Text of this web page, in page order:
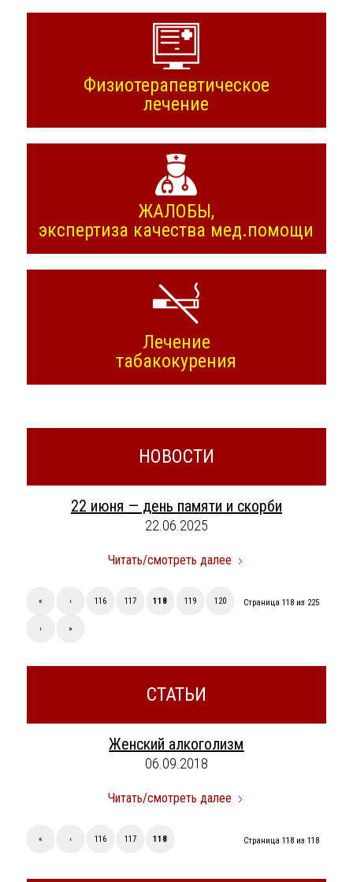
Физиотерапевтическое
лечение
ЖАЛОБЫ,
экспертиза качества мед.помощи
Лечение
табакокурения
НОВОСТИ
22 июня — день памяти и скорби
22.06.2025
Читать/смотреть далее
Страница 118 из 225
« ‹ 116 117 118 119 120
› »
СТАТЬИ
Женский алкоголизм
06.09.2018
Читать/смотреть далее
Страница 118 из 118
« ‹ 116 117 118